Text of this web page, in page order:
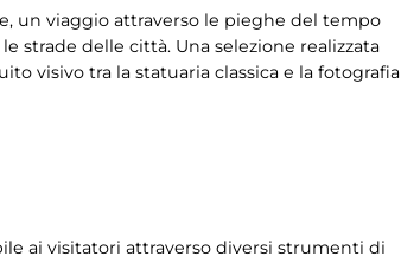
un viaggio attraverso le pieghe del tempo
strade delle città. Una selezione realizzata
visivo tra la statuaria classica e la fotografia
ai visitatori attraverso diversi strumenti di